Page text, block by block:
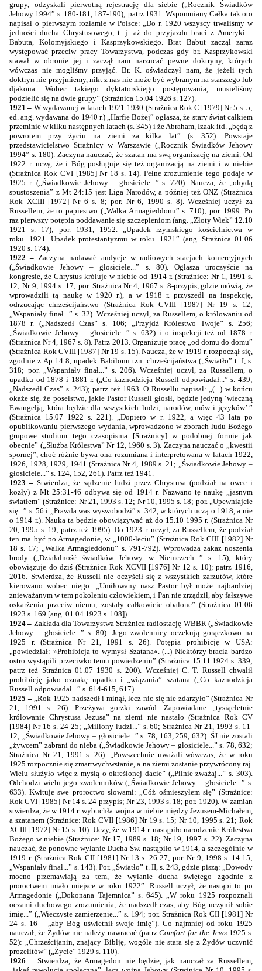
grupy, odzyskali pierwotną rejestrację dla siebie („Rocznik Świadków
Jehowy 1994” s. 180-181, 187-190); patrz 1931. Wspomniany Całka tak oto
napisał o pierwszym rozłamie w Polsce: „Do r. 1920 wszyscy trwaliśmy w
jedności ducha Chrystusowego, t. j. aż do przyjazdu braci z Ameryki –
Babuta, Kołomyjskiego i Kasprzykowskiego. Brat Babut zaczął zaraz
występować przeciw pracy Towarzystwa, podczas gdy br. Kasprzykowski
stawał w obronie jej i zaczął nam narzucać pewne doktryny, których
wówczas nie mogliśmy przyjąć. Br. K. oświadczył nam, że jeżeli tych
doktryn nie przyjmiemy, nikt z nas nie może być wybranym na starszego lub
djakona. Wobec takiego dyktatorskiego postępowania, musieliśmy
podzielić się na dwie grupy” (Strażnica 15.04 1926 s. 127).
1921 – W wydawanej w latach 1921-1930 (Strażnica Rok C [1979] Nr 5 s. 5;
ed. ang. wydawana do 1940 r.) „Harfie Bożej” ogłasza, że stary świat całkiem
przeminie w kilku następnych latach (s. 345) i że Abraham, Izaak itd. „będą z
powrotem przy życiu na ziemi za kilka lat” (s. 352). Powstaje
przedstawicielstwo Strażnicy w Warszawie („Rocznik Świadków Jehowy
1994” s. 180). Zaczyna nauczać, że szatan ma swą organizację na ziemi. Od
1922 r. uczy, że i Bóg posługuje się też organizacją na ziemi i w niebie
(Strażnica Rok CVI [1985] Nr 18 s. 14). Pełne zrozumienie tego podaje w
1925 r. („Świadkowie Jehowy – głosiciele...” s. 720). Naucza, że „ohydą
spustoszenia” z Mt 24:15 jest Liga Narodów, a później też ONZ (Strażnica
Rok XCIII [1972] Nr 6 s. 8; por. Nr 6, 1990 s. 8). Wcześniej uczył za
Russellem, że to papiestwo („Walka Armagieddonu” s. 710); por. 1999. Po
raz pierwszy potępia poddawanie się szczepieniom (ang. „Złoty Wiek” 12.10
1921 s. 17); por. 1931, 1952. „Upadek rzymskiego kościelnictwa w
roku...1921. Upadek protestantyzmu w roku...1921” (ang. Strażnica 01.06
1920 s. 174).
1922 –Zaczyna nadawać audycje w radiowych stacjach komercyjnych
(„Świadkowie Jehowy – głosiciele...” s. 80). Ogłasza uroczyście na
kongresie, że Chrystus króluje w niebie od 1914 r. (Strażnice: Nr 1, 1991 s.
12; Nr 9, 1994 s. 17; por. Strażnica Nr 4, 1967 s. 8-przypis, gdzie mówią, że
wprowadzili tą naukę w 1920 r.), a w 1918 r. przyszedł na inspekcję,
odrzucając chrześcijaństwo (Strażnica Rok CVIII [1987] Nr 19 s. 12;
„Wspaniały finał...” s. 32). Wcześniej uczył, za Russellem, o królowaniu od
1878 r. („Nadszedł Czas” s. 106; „Przyjdź Królestwo Twoje” s. 256;
„Świadkowie Jehowy – głosiciele...” s. 632) i o inspekcji też od 1878 r.
(Strażnica Nr 4, 1967 s. 8). Patrz 2013. Organizuje pracę „od domu do domu”
(Strażnica Rok CVIII [1987] Nr 19 s. 15). Naucza, że w 1919 r. rozpoczął się,
zgodnie z Ap 14:8, upadek Babilonu tzn. chrześcijaństwa („Światło” t. I, s.
318; por. „Wspaniały finał...” s. 206). Wcześniej uczył, za Russellem, o
upadku od 1878 i 1881 r. („Co kaznodzieja Russell odpowiadał...” s. 439;
„Nadszedł Czas” s. 243); patrz też 1963. O Russellu napisał: „(...) w końcu
okaże się, że poselstwo, jakie Pastor Russell głosił, będzie jedyną ‘wieczną
Ewangelją, która będzie dla wszystkich ludzi, narodów, mów i języków’.”
(Strażnica 15.07 1922 s. 221). „Dopiero w r. 1922, awięc 43 lata po
opublikowaniu pierwszego wydania, wprowadzono w zborach ludu Bożego
grupowe studium tego czasopisma [Strażnicy] w podobnej formie jak
obecnie” („Służba Królestwa” Nr 12, 1960 s. 3). Zaczyna nauczać o „kwestii
spornej”, choć różnie bywa ona rozumiana i interpretowana w latach 1922,
1926, 1928, 1929, 1941 (Strażnica Nr 4, 1989 s. 21; „Świadkowie Jehowy –
głosiciele...” s. 124, 152, 261). Patrz też 1941.
1923 – Stwierdza, że sądzenie ludzi przez Chrystusa (podział na owce i
kozły) z Mt 25:31-46 odbywa się od 1914 r. Nazwano tę naukę „jasnym
światłem” (Strażnice: Nr 21, 1993 s. 12; Nr 10, 1995 s. 18; por. „Upewniajcie
się...” s. 56 i „Prawda was wyswobodzi” s. 342, w których uczą o 1918, a nie
o 1914 r.). Nauka ta będzie obowiązywać aż do 15.10 1995 r. (Strażnica Nr
20, 1995 s. 19; patrz też 1995). Do 1923 r. uczył, za Russellem, że podział
ten ma być po Armagedonie, w „1000-leciu” (Strażnica Rok CIII [1982] Nr
18 s. 17; „Walka Armagieddonu” s. 791-792). Wprowadza zakaz noszenia
brody („Działalność świadków Jehowy w Niemczech...” s. 15), który
obowiązuje do dziś (Strażnica Rok XCVII [1976] Nr 12 s. 10); patrz 1916,
2016. Stwierdza, że Russell nie oczyścił się z wszystkich zarzutów, które
kierowano wobec niego: „Umiłowany nasz Pastor był może najbardziej
znieważanym w tem pokoleniu człowiekiem, i Pan nie zrządził, aby fałszywe
oskarżenia przeciw niemu, zostały całkowicie obalone” (Strażnica 01.06
1923 s. 169 [ang. 01.04 1923 s. 108]).
1924 – Zakłada dla Towarzystwa Strażnica radiostację WBBR („Świadkowie
Jehowy – głosiciele...” s. 80). Jego zwolennicy oczekują gorączkowo na
1925 r. (Strażnica Nr 21, 1991 s. 26). Potępia prohibicję w USA:
„powiedział: »Prohibicja to wymysł Szatana«. (...) Niektórzy bracia bardzo
ostro wystąpili przeciwko temu powiedzeniu” (Strażnica 15.11 1924 s. 339;
patrz też Strażnica 01.07 1930 s. 200). Wcześniej C. T. Russell chwalił
prohibicję jako oznakę upadku i „wiązania” szatana („Co kaznodzieja
Russell odpowiadał...” s. 614-615, 617).
1925 – „Rok 1925 nadszedł i minął, lecz nic się nie zdarzyło” (Strażnica Nr
21, 1991 s. 26). Przeżywa gorzki zawód. Zapowiadane „tysiącletnie
królowanie Chrystusa Jezusa” na ziemi nie nastało (Strażnica Rok CV
[1984] Nr 16 s. 24-25; „Miliony ludzi...” s. 60; Strażnica Nr 21, 1993 s. 11-
12; „Świadkowie Jehowy – głosiciele...” s. 78, 163, 259, 632). ŚJ nie zostali
„żywcem” zabrani do nieba („Świadkowie Jehowy – głosiciele...” s. 78, 632;
Strażnica Nr 21, 1991 s. 26). „Powszechnie uważali wówczas, że w roku
1925 rozpocznie się zmartwychwstanie, a na ziemi zostanie przywrócony raj.
Wielu służyło więc z myślą o określonej dacie” („Pilnie zważaj...” s. 303).
Odchodzi wielu jego zwolenników („Świadkowie Jehowy – głosiciele...” s.
633). Kwituje swe proroctwo słowami: „Cóż ośmieszyłem się” (Strażnice:
Rok CVI [1985] Nr 14 s. 24-przypis; Nr 23, 1993 s. 18; por. 1920). W zamian
stwierdza, że w 1914 r. wybuchła wojna w niebie między Jezusem-Michałem,
a szatanem (Strażnice: Rok CVII [1986] Nr 19 s. 15; Nr 10, 1995 s. 21; Rok
XCIII [1972] Nr 15 s. 10). Uczy, że w 1914 r. nastąpiło narodzenie Królestwa
Bożego w niebie (Strażnice: Nr 17, 1989 s. 18; Nr 19, 1997 s. 22). Zaczyna
nauczać, że ponowne wylanie Ducha Św. nastąpiło w 1914, a szczególnie w
1919 r. (Strażnica Rok CII [1981] Nr 13 s. 26-27; por. Nr 9, 1998 s. 14-15;
„Wspaniały finał...” s. 143). Por. „Światło” t. II, s. 243, gdzie piszą: „Dowody
mocno przemawiają za tem, że wylanie ducha świętego zgodnie z
proroctwem miało miejsce w roku 1922”. Russell uczył, że nastąpi to po
Armagedonie („Dokonana Tajemnica” s. 645). „W roku 1925 rozpoznali
oczami duchowego zrozumienia, że nadszedł czas, aby Bóg uczynił sobie
imię...” („Wieczyste zamierzenie...” s. 194; por. Strażnica Rok CII [1981] Nr
24 s. 16 – „aby Bóg uświetnił swoje imię”). Co najmniej od roku 1925
nauczał, że Żydów nie należy nawracać (patrzComfort for the Jews 1925 s.
52): „Chrześcijanin, znający Biblję, wogóle nie stara się z Żydów uczynić
prozelitów” („Życie” 1929 s. 110).
1926 –Stwierdza, że Armagedon nie będzie, jak nauczał za Russellem,